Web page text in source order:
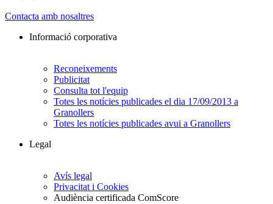
Contacta amb nosaltres
Informació corporativa
Reconeixements
Publicitat
Consulta tot l'equip
Totes les notícies publicades el dia 17/09/2013 a
Granollers
Totes les notícies publicades avui a Granollers
Legal
Avís legal
Privacitat i Cookies
Audiència certificada ComScore